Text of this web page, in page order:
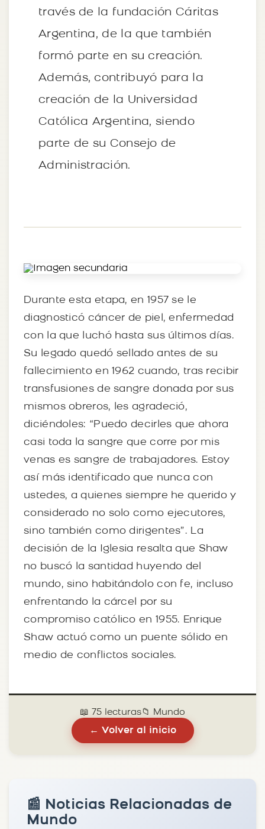
través de la fundación Cáritas
Argentina, de la que también
formó parte en su creación.
Además, contribuyó para la
creación de la Universidad
Católica Argentina, siendo
parte de su Consejo de
Administración.
Durante esta etapa, en 1957 se le
diagnosticó cáncer de piel, enfermedad
con la que luchó hasta sus últimos días.
Su legado quedó sellado antes de su
fallecimiento en 1962 cuando, tras recibir
transfusiones de sangre donada por sus
mismos obreros, les agradeció,
diciéndoles: “Puedo decirles que ahora
casi toda la sangre que corre por mis
venas es sangre de trabajadores. Estoy
así más identificado que nunca con
ustedes, a quienes siempre he querido y
considerado no solo como ejecutores,
sino también como dirigentes”. La
decisión de la Iglesia resalta que Shaw
no buscó la santidad huyendo del
mundo, sino habitándolo con fe, incluso
enfrentando la cárcel por su
compromiso católico en 1955. Enrique
Shaw actuó como un puente sólido en
medio de conflictos sociales.
📖 75 lecturas📁 Mundo
← Volver al inicio
📰 Noticias Relacionadas de
Mundo